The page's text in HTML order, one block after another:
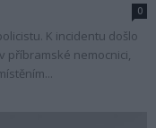
0
K incidentu došlo
příbramské nemocnici,